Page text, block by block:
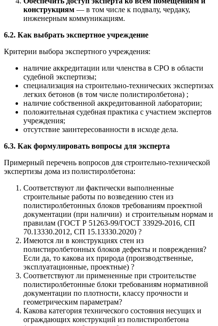
конструкциям — в том числе к подвалу, чердаку,
инженерным коммуникациям.
6.2. Как выбрать экспертное учреждение
Критерии выбора экспертного учреждения:
наличие аккредитации или членства в СРО в области
судебной экспертизы;
специализация на строительно-технических экспертизах
легких бетонов (в том числе полистиролбетона) ;
наличие собственной аккредитованной лаборатории;
положительная судебная практика с участием экспертов
учреждения;
отсутствие заинтересованности в исходе дела.
6.3. Как формулировать вопросы для эксперта
Примерный перечень вопросов для строительно-технической
экспертизы дома из полистиролбетона:
Соответствуют ли фактически выполненные
строительные работы по возведению стен из
полистиролбетонных блоков требованиям проектной
документации (при наличии) и строительным нормам и
правилам (ГОСТ Р 51263-99/ГОСТ 33929-2016, СП
70.13330.2012, СП 15.13330.2020) ?
Имеются ли в конструкциях стен из
полистиролбетонных блоков дефекты и повреждения?
Если да, то какова их природа (производственные,
эксплуатационные, проектные) ?
Соответствуют ли примененные при строительстве
полистиролбетонные блоки требованиям нормативной
документации по плотности, классу прочности и
геометрическим параметрам?
Какова категория технического состояния несущих и
ограждающих конструкций из полистиролбетона